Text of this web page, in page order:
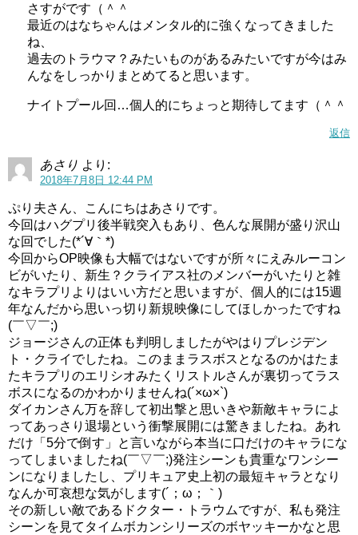
さすがです（＾＾
最近のはなちゃんはメンタル的に強くなってきました
ね、
過去のトラウマ？みたいものがあるみたいですが今はみ
んなをしっかりまとめてると思います。
ナイトプール回…個人的にちょっと期待してます（＾＾
返信
あさり より:
2018年7月8日 12:44 PM
ぷり夫さん、こんにちはあさりです。
今回はハグプリ後半戦突入もあり、色んな展開が盛り沢山
な回でした(*´∀｀*)
今回からOP映像も大幅ではないですが所々にえみルーコン
ビがいたり、新生？クライアス社のメンバーがいたりと雑
なキラプリよりはいい方だと思いますが、個人的には15週
年なんだから思いっ切り新規映像にしてほしかったですね
(￣▽￣;)
ジョージさんの正体も判明しましたがやはりプレジデン
ト・クライでしたね。このままラスボスとなるのかはたま
たキラプリのエリシオみたくリストルさんが裏切ってラス
ボスになるのかわかりませんね(´×ω×`)
ダイカンさん万を辞して初出撃と思いきや新敵キャラによ
ってあっさり退場という衝撃展開には驚きましたね。あれ
だけ「5分で倒す」と言いながら本当に口だけのキャラにな
ってしまいましたね(￣▽￣;)発注シーンも貴重なワンシー
ンになりましたし、プリキュア史上初の最短キャラとなり
なんか可哀想な気がします(´；ω；｀)
その新しい敵であるドクター・トラウムですが、私も発注
シーンを見てタイムボカンシリーズのボヤッキーかなと思